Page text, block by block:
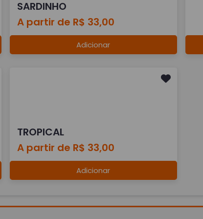
SARDINHO
A partir de R$ 33,00
Adicionar
TROPICAL
A partir de R$ 33,00
Adicionar